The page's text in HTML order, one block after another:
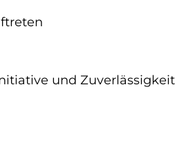
und Zuverlässigkeit